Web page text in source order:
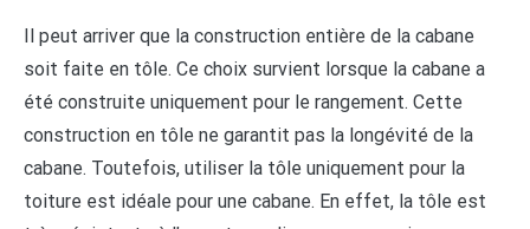
Il peut arriver que la construction entière de la cabane
soit faite en tôle. Ce choix survient lorsque la cabane a
été construite uniquement pour le rangement. Cette
construction en tôle ne garantit pas la longévité de la
cabane. Toutefois, utiliser la tôle uniquement pour la
toiture est idéale pour une cabane. En effet, la tôle est